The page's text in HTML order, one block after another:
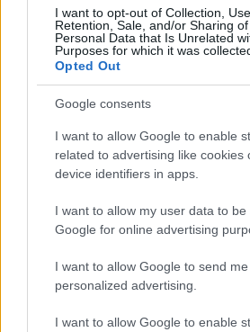
I want to opt-out of Collection, Use,
Retention, Sale, and/or Sharing
Personal Data that Is Unrelated
Purposes for which it was
Opted Out
Google consents
I want to allow Google to enable
related to advertising like cookies
device identifiers in apps.
I want to allow my user data to be
Google for online advertising
I want to allow Google to send me
personalized advertising.
I want to allow Google to enable
Harmadik pozitívum: elhalt
napi szinten: tiszta és puha bőr
A konjac artisztító szivacsokat
de olyan lelkes lettem a
Biztosan kipróbálom! Addig is
Galéria